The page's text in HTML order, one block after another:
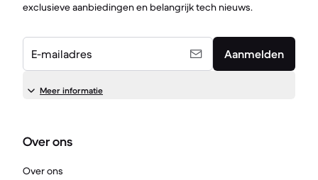
exclusieve aanbiedingen en belangrijk tech nieuws.
E-mailadres Aanmelden
Meer informatie
Over ons
Over ons